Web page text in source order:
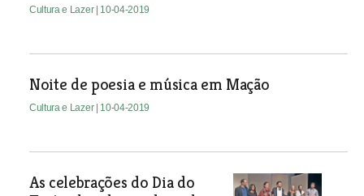
Cultura e Lazer | 10-04-2019
Noite de poesia e música em Mação
Cultura e Lazer | 10-04-2019
As celebrações do Dia do